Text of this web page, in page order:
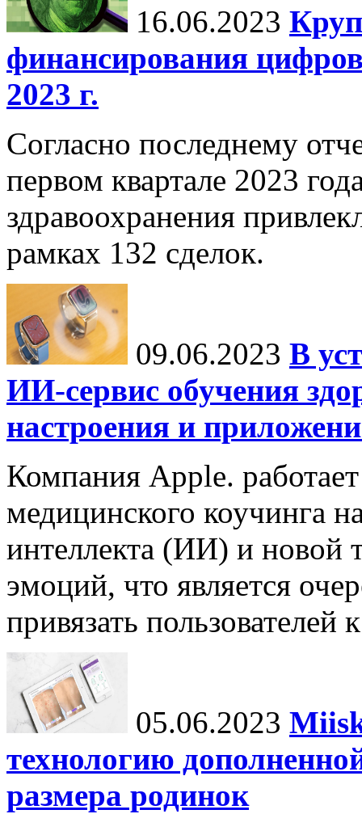
16.06.2023
финансирования
2023 г.
Согласно последнему
первом квартале 2023
здравоохранения
рамках 132 сделок.
09.06.2023 В
ИИ-сервис обучения
настроения и
Компания Apple.
медицинского коучинга
интеллекта (ИИ) и новой
эмоций, что является
привязать
05.06.2023
технологию
размера родинок